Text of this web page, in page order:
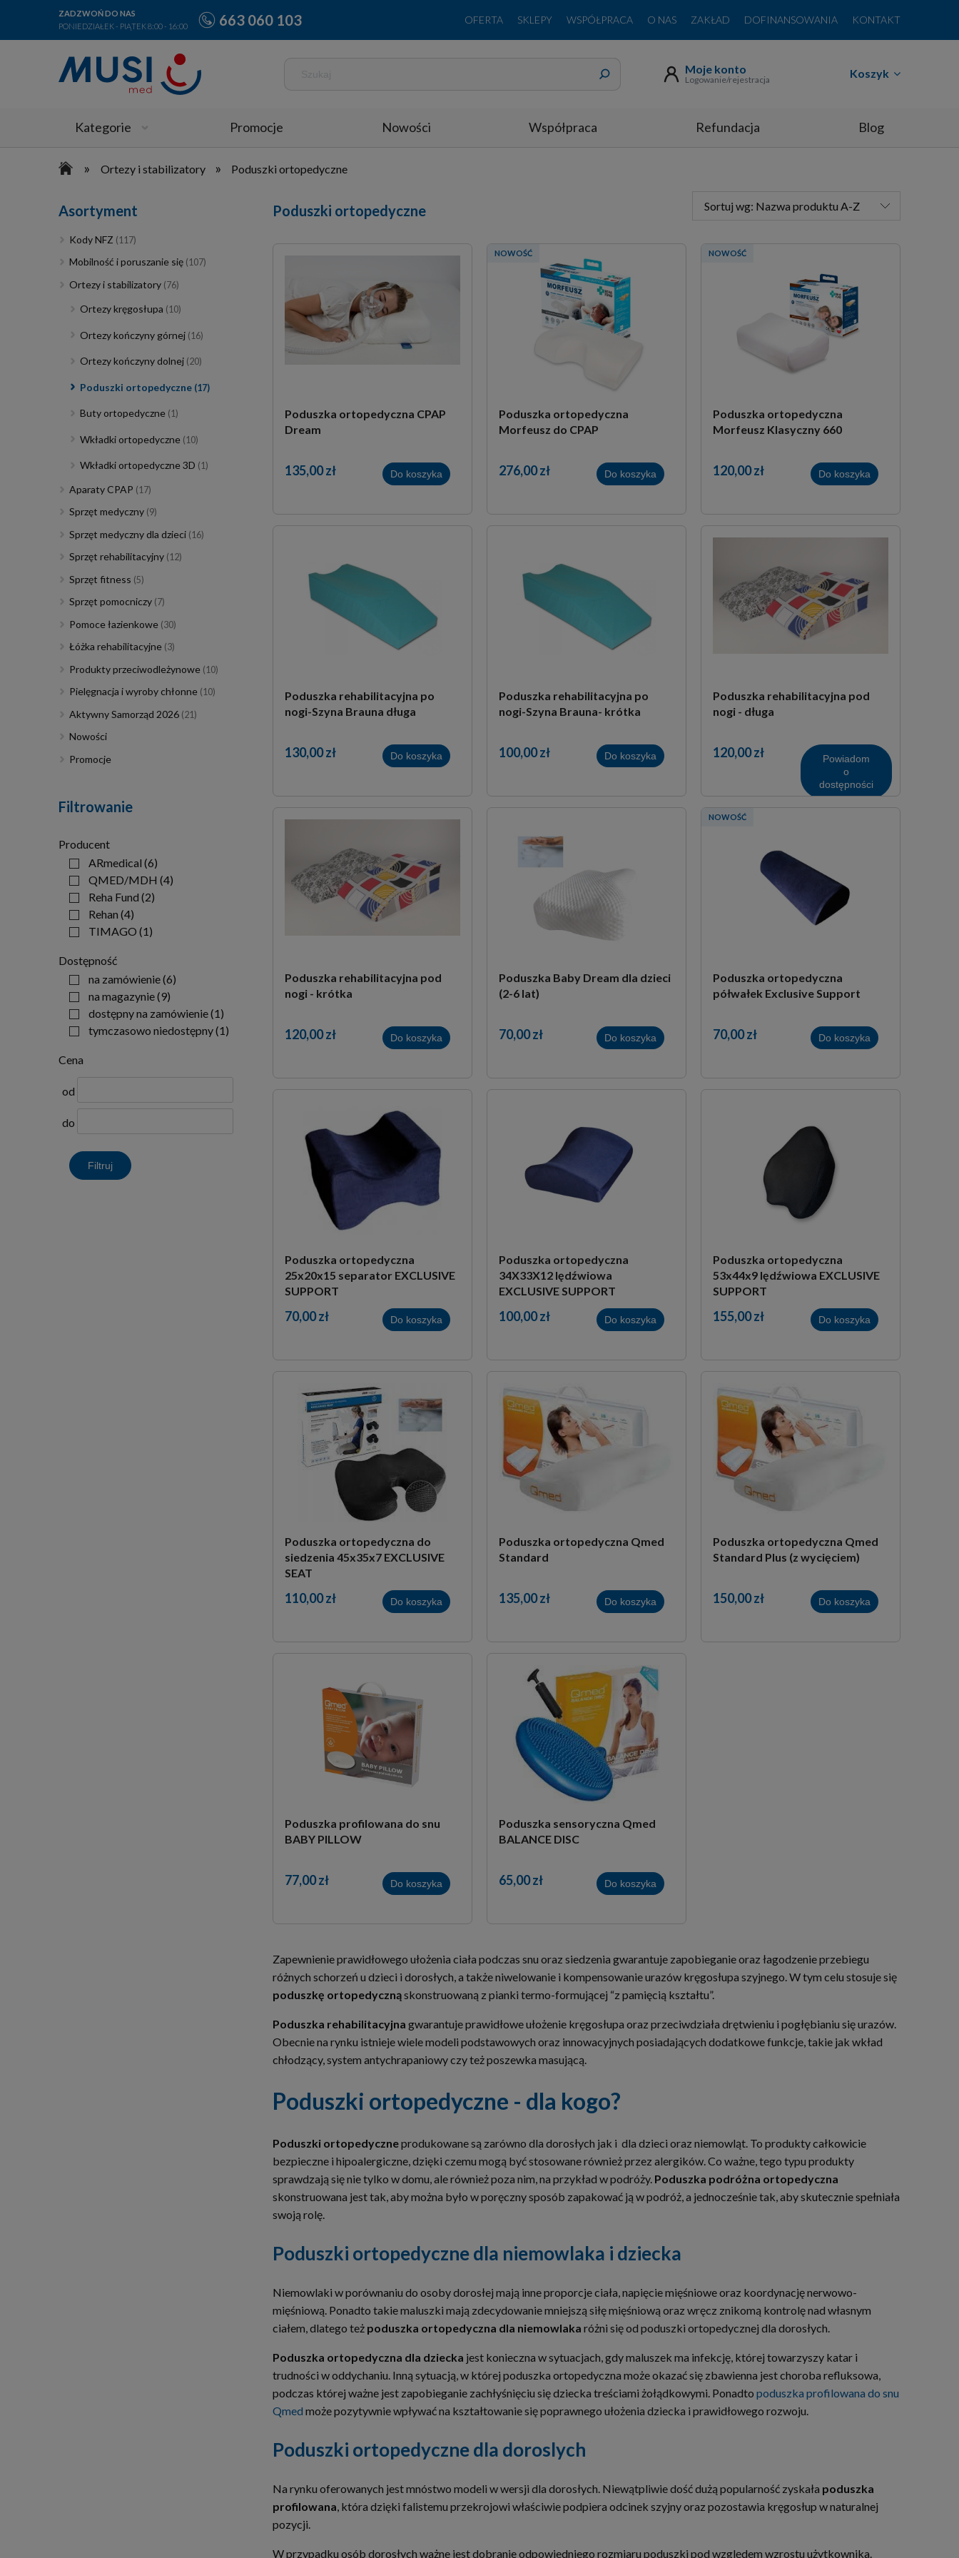
ZADZWOŃ DO NAS
PONIEDZIAŁEK - PIĄTEK 8:00 - 16:00
663 060 103 OFERTA SKLEPY WSPÓŁPRACA O NAS ZAKŁAD DOFINANSOWANIA KONTAKT
Koszyk
Moje konto
Logowanie/rejestracja
Kategorie Promocje Nowości Współpraca Refundacja Blog
» Ortezy i stabilizatory » Poduszki ortopedyczne
Asortyment
Kody NFZ (117)
Mobilność i poruszanie się (107)
Ortezy i stabilizatory (76)
Ortezy kręgosłupa (10)
Ortezy kończyny górnej (16)
Ortezy kończyny dolnej (20)
Poduszki ortopedyczne (17)
Buty ortopedyczne (1)
Wkładki ortopedyczne (10)
Wkładki ortopedyczne 3D (1)
Aparaty CPAP (17)
Sprzęt medyczny (9)
Sprzęt medyczny dla dzieci (16)
Sprzęt rehabilitacyjny (12)
Sprzęt fitness (5)
Sprzęt pomocniczy (7)
Pomoce łazienkowe (30)
Łóżka rehabilitacyjne (3)
Produkty przeciwodleżynowe (10)
Pielęgnacja i wyroby chłonne (10)
Aktywny Samorząd 2026 (21)
Nowości
Promocje
Filtrowanie
Producent
ARmedical (6)
QMED/MDH (4)
Reha Fund (2)
Rehan (4)
TIMAGO (1)
Dostępność
na zamówienie(6)
na magazynie(9)
dostępny na zamówienie(1)
tymczasowo niedostępny(1)
Cena
od
do
Filtruj
Poduszki ortopedyczne Sortuj wg: Nazwa produktu A-Z
Poduszka ortopedyczna CPAP
Dream
135,00 zł Do koszyka
Poduszka ortopedyczna
Morfeusz do CPAP
276,00 zł Do koszyka
NOWOŚĆ
Poduszka ortopedyczna
Morfeusz Klasyczny 660
120,00 zł Do koszyka
NOWOŚĆ
Poduszka rehabilitacyjna po
nogi-Szyna Brauna długa
130,00 zł Do koszyka
Poduszka rehabilitacyjna po
nogi-Szyna Brauna- krótka
100,00 zł Do koszyka
Poduszka rehabilitacyjna pod
nogi - długa
120,00 zł
Powiadom
o
dostępności
Poduszka rehabilitacyjna pod
nogi - krótka
120,00 zł Do koszyka
Poduszka Baby Dream dla dzieci
(2-6 lat)
70,00 zł Do koszyka
Poduszka ortopedyczna
półwałek Exclusive Support
70,00 zł Do koszyka
NOWOŚĆ
Poduszka ortopedyczna
25x20x15 separator EXCLUSIVE
SUPPORT
70,00 zł Do koszyka
Poduszka ortopedyczna
34X33X12 lędźwiowa
EXCLUSIVE SUPPORT
100,00 zł Do koszyka
Poduszka ortopedyczna
53x44x9 lędźwiowa EXCLUSIVE
SUPPORT
155,00 zł Do koszyka
Poduszka ortopedyczna do
siedzenia 45x35x7 EXCLUSIVE
SEAT
110,00 zł Do koszyka
Poduszka ortopedyczna Qmed
Standard
135,00 zł Do koszyka
Poduszka ortopedyczna Qmed
Standard Plus (z wycięciem)
150,00 zł Do koszyka
Poduszka profilowana do snu
BABY PILLOW
77,00 zł Do koszyka
Poduszka sensoryczna Qmed
BALANCE DISC
65,00 zł Do koszyka
Zapewnienie prawidłowego ułożenia ciała podczas snu oraz siedzenia gwarantuje zapobieganie oraz łagodzenie przebiegu
różnych schorzeń u dzieci i dorosłych, a także niwelowanie i kompensowanie urazów kręgosłupa szyjnego. W tym celu stosuje się
poduszkę ortopedycznąskonstruowaną z pianki termo-formującej “z pamięcią kształtu”.
Poduszka rehabilitacyjna gwarantuje prawidłowe ułożenie kręgosłupa oraz przeciwdziała drętwieniu i pogłębianiu się urazów.
Obecnie na rynku istnieje wiele modeli podstawowych oraz innowacyjnych posiadających dodatkowe funkcje, takie jak wkład
chłodzący, system antychrapaniowy czy też poszewka masującą.
Poduszki ortopedyczne - dla kogo?
Poduszki ortopedyczneprodukowane są zarówno dla dorosłych jak i dla dzieci oraz niemowląt. To produkty całkowicie
bezpieczne i hipoalergiczne, dzięki czemu mogą być stosowane również przez alergików. Co ważne, tego typu produkty
sprawdzają się nie tylko w domu, ale również poza nim, na przykład w podróży. Poduszka podróżna ortopedyczna
skonstruowana jest tak, aby można było w poręczny sposób zapakować ją w podróż, a jednocześnie tak, aby skutecznie spełniała
swoją rolę.
Poduszki ortopedyczne dla niemowlaka i dziecka
Niemowlaki w porównaniu do osoby dorosłej mają inne proporcje ciała, napięcie mięśniowe oraz koordynację nerwowo-
mięśniową. Ponadto takie maluszki mają zdecydowanie mniejszą siłę mięśniową oraz wręcz znikomą kontrolę nad własnym
ciałem, dlatego też poduszka ortopedyczna dla niemowlaka różni się od poduszki ortopedycznej dla dorosłych.
Poduszka ortopedyczna dla dziecka jest konieczna w sytuacjach, gdy maluszek ma infekcję, której towarzyszy katar i
trudności w oddychaniu. Inną sytuacją, w której poduszka ortopedyczna może okazać się zbawienna jest choroba refluksowa,
podczas której ważne jest zapobieganie zachłyśnięciu się dziecka treściami żołądkowymi. Ponadto poduszka profilowana do snu
Qmed może pozytywnie wpływać na kształtowanie się poprawnego ułożenia dziecka i prawidłowego rozwoju.
Poduszki ortopedyczne dla doroslych
Na rynku oferowanych jest mnóstwo modeli w wersji dla dorosłych. Niewątpliwie dość dużą popularność zyskała poduszka
profilowana , która dzięki falistemu przekrojowi właściwie podpiera odcinek szyjny oraz pozostawia kręgosłup w naturalnej
pozycji.
W przypadku osób dorosłych ważne jest dobranie odpowiedniego rozmiaru poduszki pod względem wzrostu użytkownika.